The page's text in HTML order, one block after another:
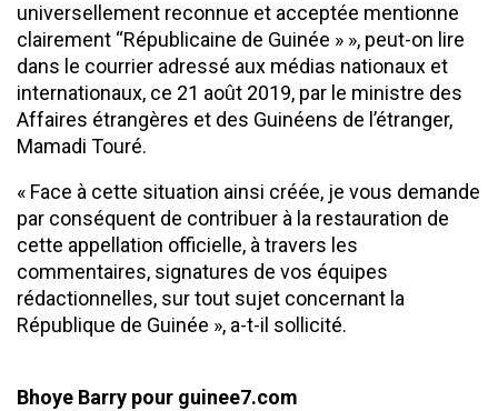
universellement reconnue et acceptée mentionne
clairement ‘‘Républicaine de Guinée » », peut-on lire
dans le courrier adressé aux médias nationaux et
internationaux, ce 21 août 2019, par le ministre des
Affaires étrangères et des Guinéens de l’étranger,
Mamadi Touré.
« Face à cette situation ainsi créée, je vous demande
par conséquent de contribuer à la restauration de
cette appellation officielle, à travers les
commentaires, signatures de vos équipes
rédactionnelles, sur tout sujet concernant la
République de Guinée », a-t-il sollicité.
Bhoye Barry pour guinee7.com